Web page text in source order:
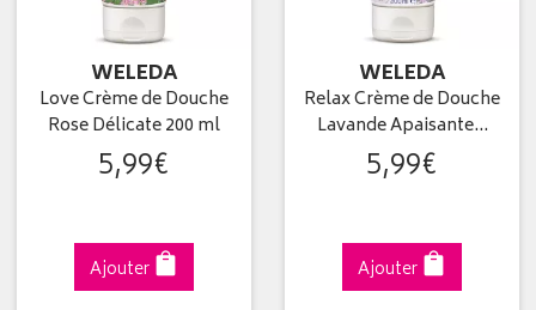
WELEDA
Love Crème de Douche
Rose Délicate 200 ml
5,99€
Ajouter
WELEDA
Relax Crème de Douche
Lavande Apaisante…
5,99€
Ajouter